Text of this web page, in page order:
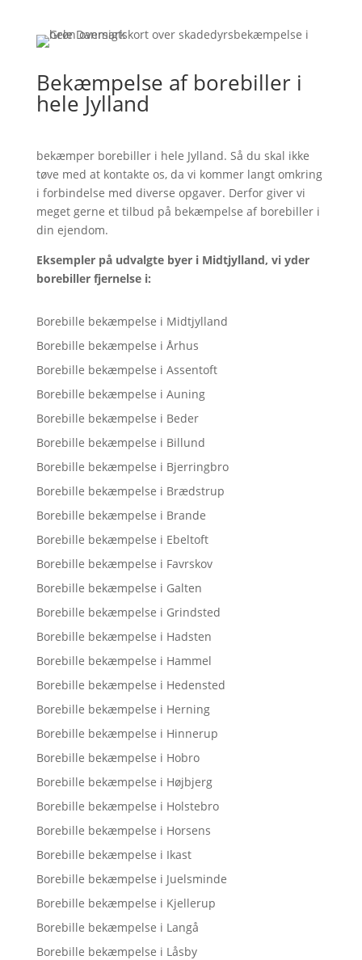
Bekæmpelse af borebiller i
hele Jylland
bekæmper borebiller i hele Jylland. Så du skal ikke
tøve med at kontakte os, da vi kommer langt omkring
i forbindelse med diverse opgaver. Derfor giver vi
meget gerne et tilbud på bekæmpelse af borebiller i
din ejendom.
Eksempler på udvalgte byer i Midtjylland, vi yder
borebiller fjernelse i:
Borebille bekæmpelse i Midtjylland
Borebille bekæmpelse i Århus
Borebille bekæmpelse i Assentoft
Borebille bekæmpelse i Auning
Borebille bekæmpelse i Beder
Borebille bekæmpelse i Billund
Borebille bekæmpelse i Bjerringbro
Borebille bekæmpelse i Brædstrup
Borebille bekæmpelse i Brande
Borebille bekæmpelse i Ebeltoft
Borebille bekæmpelse i Favrskov
Borebille bekæmpelse i Galten
Borebille bekæmpelse i Grindsted
Borebille bekæmpelse i Hadsten
Borebille bekæmpelse i Hammel
Borebille bekæmpelse i Hedensted
Borebille bekæmpelse i Herning
Borebille bekæmpelse i Hinnerup
Borebille bekæmpelse i Hobro
Borebille bekæmpelse i Højbjerg
Borebille bekæmpelse i Holstebro
Borebille bekæmpelse i Horsens
Borebille bekæmpelse i Ikast
Borebille bekæmpelse i Juelsminde
Borebille bekæmpelse i Kjellerup
Borebille bekæmpelse i Langå
Borebille bekæmpelse i Låsby